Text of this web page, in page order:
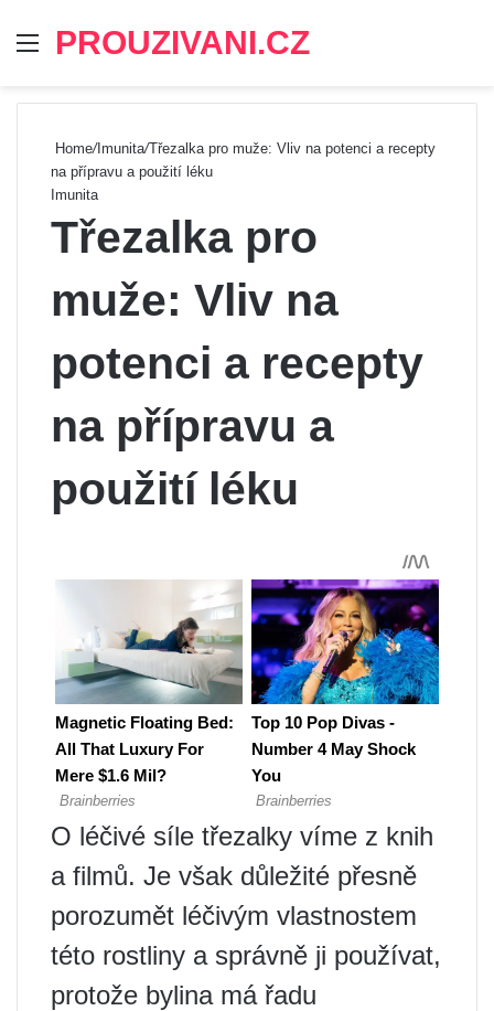
Menu
PROUZIVANI.CZ
Home/Imunita/Třezalka pro muže: Vliv na potenci a recepty
na přípravu a použití léku
Imunita
Třezalka pro
muže: Vliv na
potenci a recepty
na přípravu a
použití léku
O léčivé síle třezalky víme z knih
a filmů. Je však důležité přesně
porozumět léčivým vlastnostem
této rostliny a správně ji používat,
protože bylina má řadu